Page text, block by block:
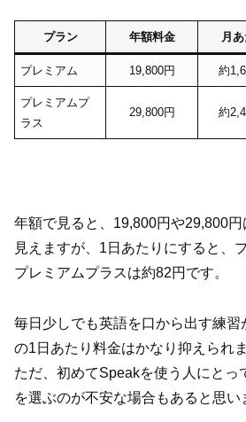
プラン 年額料金 月
プレミアム 19,800円 約
プレミアムプ
ラス
29,800円 約
年額で見ると、19,800円や29,800
見えますが、1日あたりにすると、
プレミアムプラスは約82円です。
毎日少しでも英語を口から出す練習
の1日あたり料金はかなり抑えられま
ただ、初めてSpeakを使う人にとっ
を選ぶのが不安な場合もあると思い